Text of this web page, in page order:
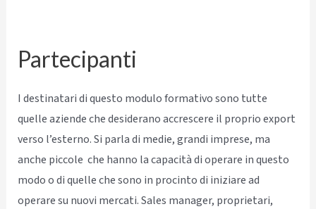
Partecipanti
I destinatari di questo modulo formativo sono tutte
quelle aziende che desiderano accrescere il proprio export
verso l’esterno. Si parla di medie, grandi imprese, ma
anche piccole che hanno la capacità di operare in questo
modo o di quelle che sono in procinto di iniziare ad
operare su nuovi mercati. Sales manager, proprietari,